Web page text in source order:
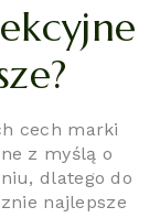
cech marki
z myślą o
dlatego do
najlepsze